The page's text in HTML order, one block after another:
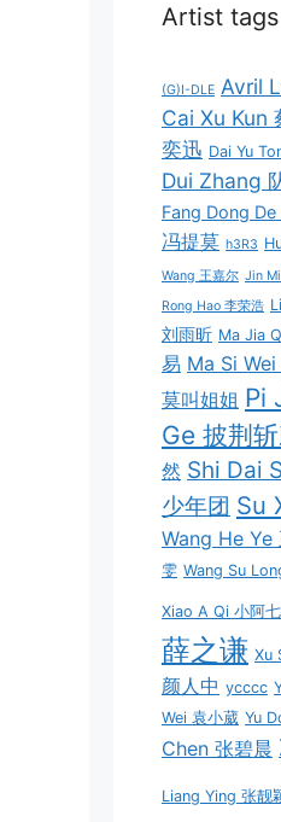
Artist tags
(G)I-DLE Avril
Cai Xu Kun
奕迅 Dai Yu
Dui Zhang
Fang Dong
冯提莫 h3R3
Wang 王嘉尔 Jin
Rong Hao 李荣浩
刘雨昕 Ma Jia
易 Ma Si
莫叫姐姐 Pi
Ge 披荆
然 Shi Dai
少年团 Su
Wang He Ye
雯 Wang Su
Xiao A Qi 小阿七
薛之谦 Xu
颜人中 ycccc
Wei 袁小葳 Yu
Chen 张碧晨
Liang Ying 张靓